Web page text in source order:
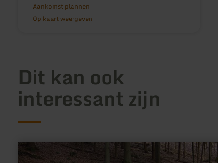
Aankomst plannen
Op kaart weergeven
Dit kan ook
interessant zijn
meer
informatie